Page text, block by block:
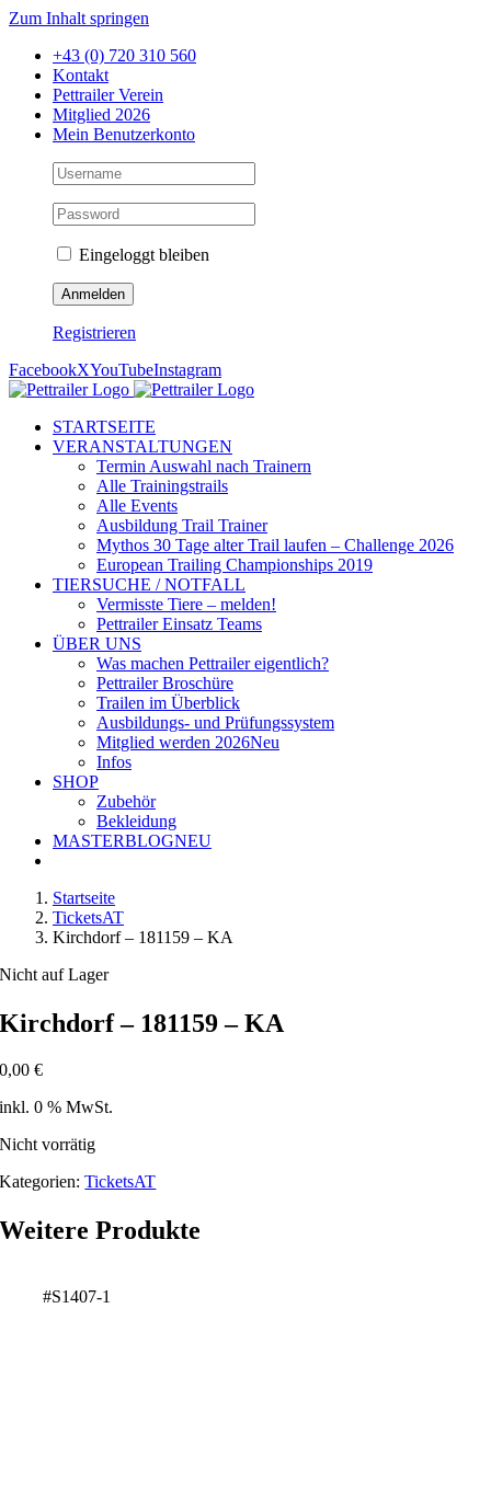
Zum Inhalt springen
+43 (0) 720 310 560
Kontakt
Pettrailer Verein
Mitglied 2026
Mein Benutzerkonto
Eingeloggt bleiben
Registrieren
FacebookXYouTubeInstagram
STARTSEITE
VERANSTALTUNGEN
Termin Auswahl nach Trainern
Alle Trainingstrails
Alle Events
Ausbildung Trail Trainer
Mythos 30 Tage alter Trail laufen – Challenge 2026
European Trailing Championships 2019
TIERSUCHE / NOTFALL
Vermisste Tiere – melden!
Pettrailer Einsatz Teams
ÜBER UNS
Was machen Pettrailer eigentlich?
Pettrailer Broschüre
Trailen im Überblick
Ausbildungs- und Prüfungssystem
Mitglied werden 2026Neu
Infos
SHOP
Zubehör
Bekleidung
MASTERBLOGNEU
Startseite
TicketsAT
Kirchdorf – 181159 – KA
Nicht auf Lager
Kirchdorf – 181159 – KA
0,00€
inkl. 0 % MwSt.
Nicht vorrätig
Kategorien:TicketsAT
Weitere Produkte
#S1407-1